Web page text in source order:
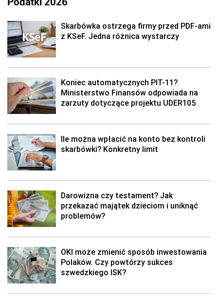
Skarbówka ostrzega firmy przed PDF-ami
z KSeF. Jedna różnica wystarczy
Koniec automatycznych PIT-11?
Ministerstwo Finansów odpowiada na
zarzuty dotyczące projektu UDER105
Ile można wpłacić na konto bez kontroli
skarbówki? Konkretny limit
Darowizna czy testament? Jak
przekazać majątek dzieciom i uniknąć
problemów?
OKI może zmienić sposób inwestowania
Polaków. Czy powtórzy sukces
szwedzkiego ISK?